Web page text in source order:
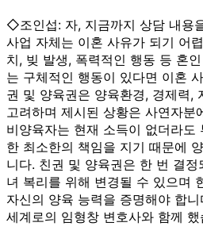
◇조인섭: 자, 지금까지 상담 내용
사업 자체는 이혼 사유가 되기 어
치, 빚 발생, 폭력적인 행동 등 혼
는 구체적인 행동이 있다면 이혼
권 및 양육권은 양육환경, 경제력,
고려하며 제시된 상황은 사연자분
비양육자는 현재 소득이 없더라도
한 최소한의 책임을 지기 때문에
니다. 친권 및 양육권은 한 번 결
녀 복리를 위해 변경될 수 있으며
자신의 양육 능력을 증명해야 합
세계로의 임형창 변호사와 함께 했